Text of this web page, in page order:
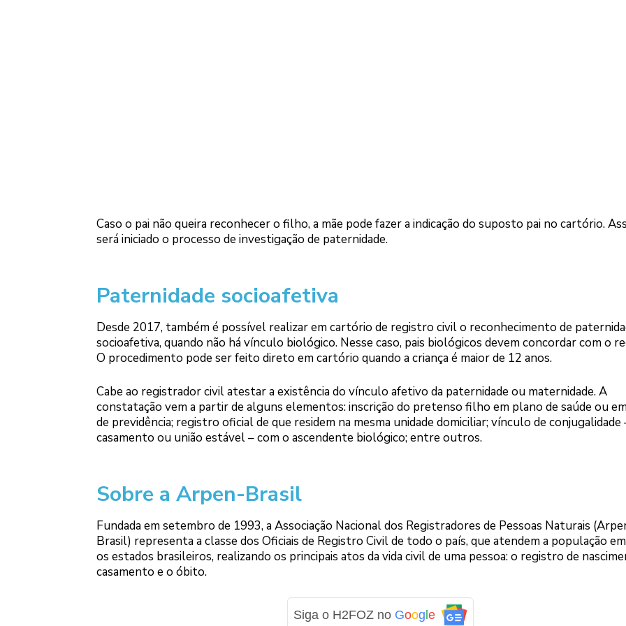
Caso o pai não queira reconhecer o filho, a mãe pode fazer a indicação do suposto pai no cartório.
será iniciado o processo de investigação de paternidade.
Paternidade socioafetiva
Desde 2017, também é possível realizar em cartório de registro civil o reconhecimento de
socioafetiva, quando não há vínculo biológico. Nesse caso, pais biológicos devem concordar com o
O procedimento pode ser feito direto em cartório quando a criança é maior de 12 anos.
Cabe ao registrador civil atestar a existência do vínculo afetivo da paternidade ou maternidade. A
constatação vem a partir de alguns elementos: inscrição do pretenso filho em plano de saúde ou
de previdência; registro oficial de que residem na mesma unidade domiciliar; vínculo de conjugalidade
casamento ou união estável – com o ascendente biológico; entre outros.
Sobre a Arpen-Brasil
Fundada em setembro de 1993, a Associação Nacional dos Registradores de Pessoas Naturais
Brasil) representa a classe dos Oficiais de Registro Civil de todo o país, que atendem a população
os estados brasileiros, realizando os principais atos da vida civil de uma pessoa: o registro de
casamento e o óbito.
Siga o H2FOZ no Goog le